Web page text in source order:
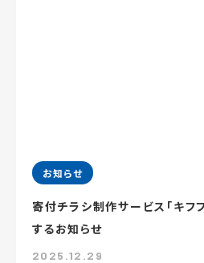
お知らせ
寄付チラシ制作サービス「キフ
するお知らせ
2025.12.29